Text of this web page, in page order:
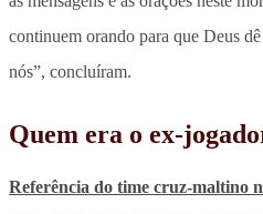
continuem orando para que Deus
nós”, concluíram.
Quem era o ex-
Referência do time cruz-maltino